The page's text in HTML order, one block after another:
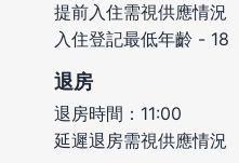
提前入住需視供應情況
入住登記最低年齡 - 18
退房
退房時間：11:00
延遲退房需視供應情況